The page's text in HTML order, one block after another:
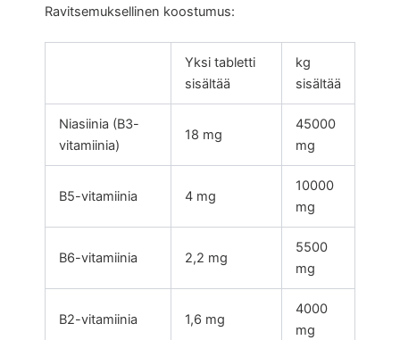
Ravitsemuksellinen koostumus:
Yksi tabletti
sisältää
kg
sisältää
Niasiinia (B3-
vitamiinia)
18 mg
45000
mg
B5-vitamiinia 4 mg
10000
mg
B6-vitamiinia 2,2 mg
5500
mg
B2-vitamiinia 1,6 mg
4000
mg